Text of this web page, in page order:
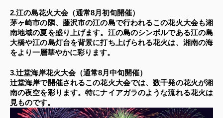
2.江の島花火大会（通常8月初旬開催）
茅ヶ崎市の隣、藤沢市の江の島で行われるこの花火大会も湘
南地域の夏を盛り上げます。江の島のシンボルである江の島
大橋や江の島灯台を背景に打ち上げられる花火は、湘南の海
をより一層華やかに彩ります。
3.辻堂海岸花火大会（通常8月中旬開催）
辻堂海岸で開催されるこの花火大会では、数千発の花火が湘
南の夜空を彩ります。特にナイアガラのような流れる花火は
見ものです。